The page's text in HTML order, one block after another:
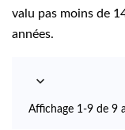
valu pas moins de
années.

Affichage 1-9 de 9